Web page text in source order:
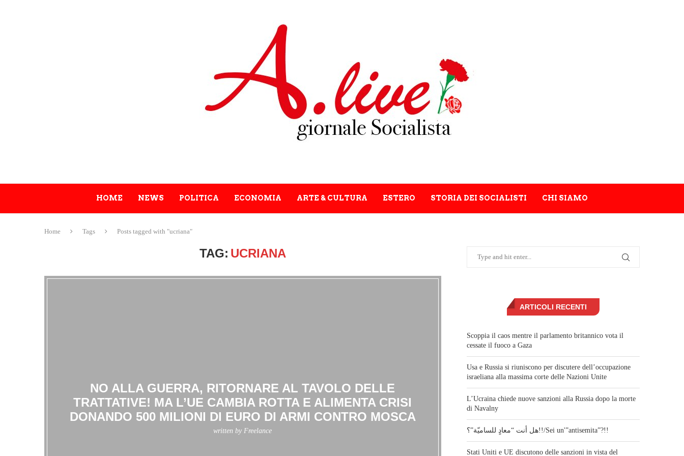
HOME NEWS POLITICA ECONOMIA ARTE & CULTURA ESTERO STORIA DEI SOCIALISTI CHI SIAMO
Home Tags Posts tagged with "ucriana"
TAG: UCRIANA
NO ALLA GUERRA, RITORNARE AL TAVOLO DELLE
TRATTATIVE! MA L’UE CAMBIA ROTTA E ALIMENTA CRISI
DONANDO 500 MILIONI DI EURO DI ARMI CONTRO MOSCA
written by Freelance
ARTICOLI RECENTI
Scoppia il caos mentre il parlamento britannico vota il
cessate il fuoco a Gaza
Usa e Russia si riuniscono per discutere dell’occupazione
israeliana alla massima corte delle Nazioni Unite
L’Ucraina chiede nuove sanzioni alla Russia dopo la morte
di Navalny
هل أنت “معادٍ للساميّة”؟!!/Sei un'”antisemita”?!!
Stati Uniti e UE discutono delle sanzioni in vista del